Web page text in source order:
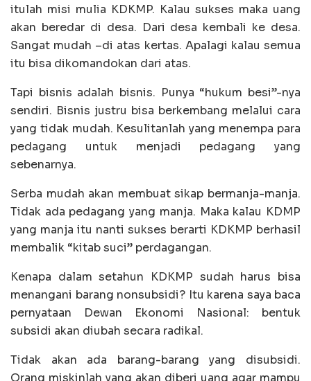
itulah misi mulia KDKMP. Kalau sukses maka uang
akan beredar di desa. Dari desa kembali ke desa.
Sangat mudah –di atas kertas. Apalagi kalau semua
itu bisa dikomandokan dari atas.
Tapi bisnis adalah bisnis. Punya “hukum besi”-nya
sendiri. Bisnis justru bisa berkembang melalui cara
yang tidak mudah. Kesulitanlah yang menempa para
pedagang untuk menjadi pedagang yang
sebenarnya.
Serba mudah akan membuat sikap bermanja-manja.
Tidak ada pedagang yang manja. Maka kalau KDMP
yang manja itu nanti sukses berarti KDKMP berhasil
membalik “kitab suci” perdagangan.
Kenapa dalam setahun KDKMP sudah harus bisa
menangani barang nonsubsidi? Itu karena saya baca
pernyataan Dewan Ekonomi Nasional: bentuk
subsidi akan diubah secara radikal.
Tidak akan ada barang-barang yang disubsidi.